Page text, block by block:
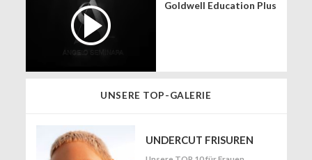
Goldwell Education Plus
UNSERE TOP-GALERIE
UNDERCUT FRISUREN